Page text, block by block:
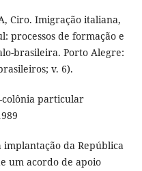
Ciro. Imigração italiana,
processos de formação e
brasileira. Porto Alegre:
v. 6).
colônia particular
implantação da República
um acordo de apoio